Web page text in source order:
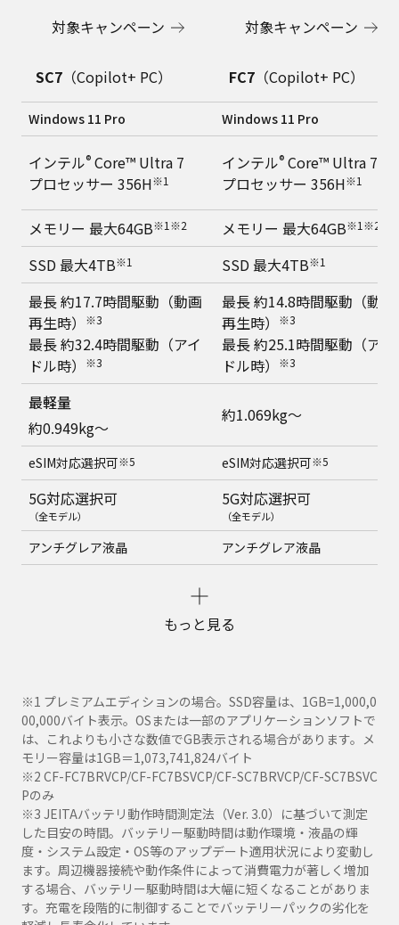
対象キャンペーン
SC7 （Copilot+ PC）
対象キャンペーン
FC7 （Copilot+ PC）
Windows 11 Pro Windows 11 Pro
インテル® Core™ Ultra 7
プロセッサー 356H※1
インテル® Core™ Ultra 7
プロセッサー 356H※1
メモリー 最大64GB※1※2 メモリー 最大64GB※1※2
SSD 最大4TB※1 SSD 最大4TB※1
最長 約17.7時間駆動（動画
再生時）
※3
最長 約32.4時間駆動（アイ
ドル時）
※3
最長 約14.8時間駆動（動画
再生時）
※3
最長 約25.1時間駆動（アイ
ドル時）
※3
最軽量
約0.949kg～
約1.069kg～
eSIM対応選択可※5 eSIM対応選択可※5
5G対応選択可
（全モデル）
5G対応選択可
（全モデル）
アンチグレア液晶 アンチグレア液晶
もっと見る
※1 プレミアムエディションの場合。SSD容量は、1GB=1,000,0
00,000バイト表示。OSまたは一部のアプリケーションソフトで
は、これよりも小さな数値でGB表示される場合があります。メ
モリー容量は1GB＝1,073,741,824バイト
※2 CF-FC7BRVCP/CF-FC7BSVCP/CF-SC7BRVCP/CF-SC7BSVC
Pのみ
※3 JEITAバッテリ動作時間測定法（Ver. 3.0）に基づいて測定
した目安の時間。バッテリー駆動時間は動作環境・液晶の輝
度・システム設定・OS等のアップデート適用状況により変動し
ます。周辺機器接続や動作条件によって消費電力が著しく増加
する場合、バッテリー駆動時間は大幅に短くなることがありま
す。充電を段階的に制御することでバッテリーパックの劣化を